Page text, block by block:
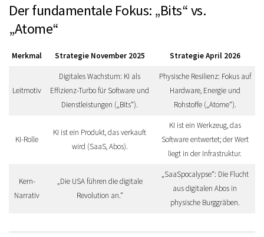
Der fundamentale Fokus: „Bits“ vs.
„Atome“
Merkmal Strategie November 2025 Strategie April 2026
Leitmotiv
Digitales Wachstum: KI als
Effizienz-Turbo für Software und
Dienstleistungen („Bits“).
Physische Resilienz: Fokus auf
Hardware, Energie und
Rohstoffe („Atome“).
KI-Rolle
KI ist ein Produkt, das verkauft
wird (SaaS, Abos).
KI ist ein Werkzeug, das
Software entwertet; der Wert
liegt in der Infrastruktur.
Kern-
Narrativ
„Die USA führen die digitale
Revolution an.“
„SaaSpocalypse“: Die Flucht
aus digitalen Abos in
physische Burggräben.